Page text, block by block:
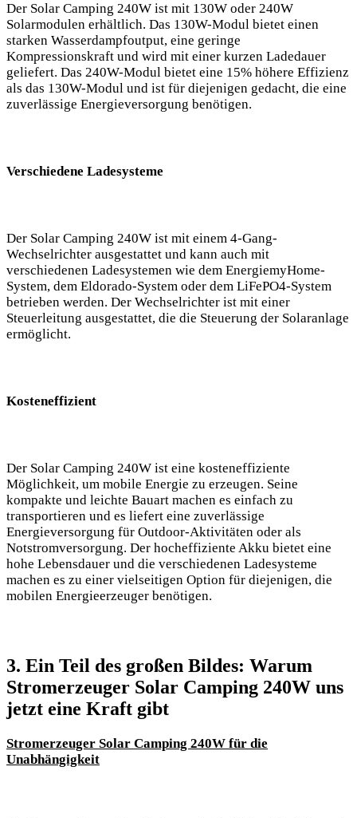
Der Solar⁢ Camping ⁢240W ist mit 130W ‌oder 240W
⁣Solarmodulen erhältlich. Das 130W-Modul bietet ​einen
starken Wasserdampfoutput, eine geringe
Kompressionskraft und wird mit ‌einer kurzen Ladedauer
geliefert. Das 240W-Modul ⁣bietet eine‍ 15% höhere Effizienz
als das 130W-Modul und ist⁢ für​ diejenigen gedacht, die ⁢eine‍
zuverlässige ​Energieversorgung benötigen.​
Verschiedene⁣ Ladesysteme
Der Solar Camping⁤ 240W ist ‌mit einem​ 4-Gang-
Wechselrichter ausgestattet und kann auch ⁣mit
verschiedenen Ladesystemen wie dem EnergiemyHome-
System, dem Eldorado-System oder dem LiFePO4-System
betrieben werden. Der Wechselrichter ist​ mit⁣ einer
Steuerleitung ausgestattet, die ⁤die‌ Steuerung der Solaranlage
ermöglicht.
Kosteneffizient
Der Solar​ Camping 240W‌ ist eine ‍kosteneffiziente
Möglichkeit, um mobile Energie zu erzeugen. Seine
⁤kompakte und ‍leichte ‍Bauart machen es ‍einfach zu
transportieren und es liefert eine zuverlässige‍
Energieversorgung ​für Outdoor-Aktivitäten oder als
Notstromversorgung. Der hocheffiziente Akku ‌bietet eine⁢
hohe ⁤Lebensdauer ​und die verschiedenen Ladesysteme ​
machen es zu ⁣einer vielseitigen Option für diejenigen, die
mobilen⁣ Energieerzeuger​ benötigen.
3. Ein Teil des großen ⁤Bildes: Warum
Stromerzeuger Solar Camping 240W uns⁣
jetzt eine Kraft gibt
Stromerzeuger Solar Camping 240W für die
Unabhängigkeit